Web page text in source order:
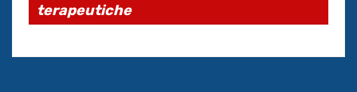
terapeutiche